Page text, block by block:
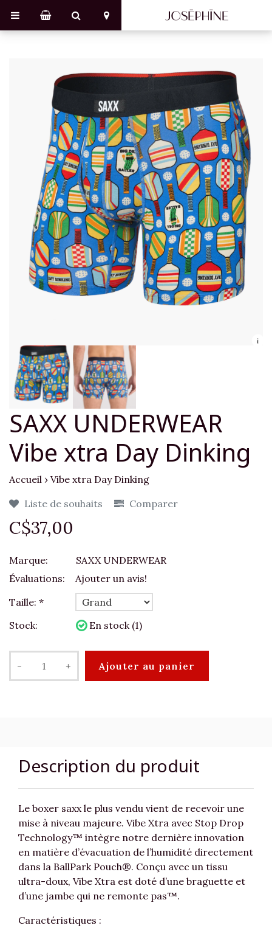
SAXX UNDERWEAR
Vibe xtra Day Dinking
Accueil › Vibe xtra Day Dinking
Liste de souhaits
Comparer
C$37,00
Marque:
SAXX UNDERWEAR
Évaluations:
Ajouter un avis!
Taille: *
Stock:
En stock (1)
- + Ajouter au panier
Description du produit
Le boxer saxx le plus vendu vient de recevoir une
mise à niveau majeure. Vibe Xtra avec Stop Drop
Technology™ intègre notre dernière innovation
en matière d’évacuation de l’humidité directement
dans la BallPark Pouch®. Conçu avec un tissu
ultra-doux, Vibe Xtra est doté d’une braguette et
d’une jambe qui ne remonte pas™.
Caractéristiques :